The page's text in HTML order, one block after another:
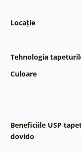
Locație
Tehnologia
Culoare
Beneficiile USP
dovido